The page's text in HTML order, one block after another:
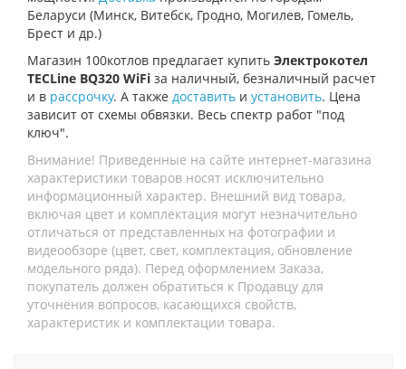
Беларуси (Минск, Витебск, Гродно, Могилев, Гомель,
Брест и др.)
Магазин 100котлов предлагает купить Электрокотел
TECLine BQ320 WiFi за наличный, безналичный расчет
и в рассрочку. А также доставить и установить. Цена
зависит от схемы обвязки. Весь спектр работ "под
ключ".
Внимание! Приведенные на сайте интернет-магазина
характеристики товаров носят исключительно
информационный характер. Внешний вид товара,
включая цвет и комплектация могут незначительно
отличаться от представленных на фотографии и
видеообзоре (цвет, свет, комплектация, обновление
модельного ряда). Перед оформлением Заказа,
покупатель должен обратиться к Продавцу для
уточнения вопросов, касающихся свойств,
характеристик и комплектации товара.